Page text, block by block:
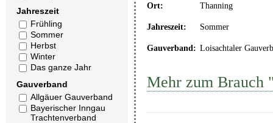
Jahreszeit
Frühling
Sommer
Herbst
Winter
Das ganze Jahr
Gauverband
Allgäuer Gauverband
Bayerischer Inngau
Trachtenverband
Ort: Thanning
Jahreszeit: Sommer
Gauverband: Loisachtaler
Mehr zum Brauch